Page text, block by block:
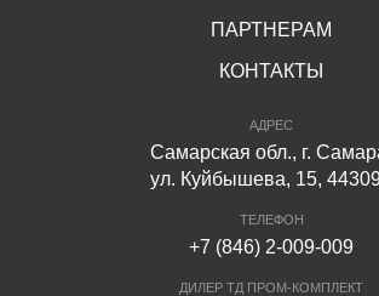
ПАРТНЕРАМ
КОНТАКТЫ
АДРЕС
Самарская обл., г.
ул. Куйбышева, 15,
ТЕЛЕФОН
+7 (846) 2-009-009
ДИЛЕР ТД ПРОМ-КОМПЛЕКТ